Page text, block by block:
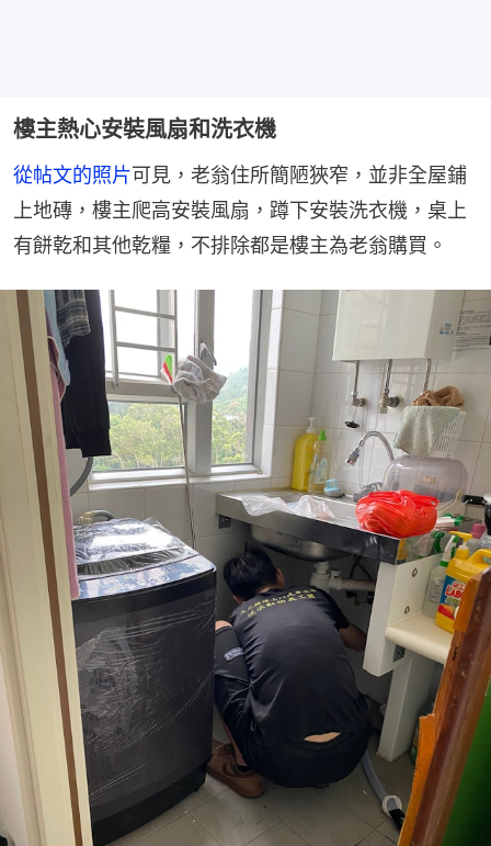
樓主熱心安裝風扇和洗衣機
從帖文的照片可見，老翁住所簡陋狹窄，並非全屋鋪
上地磚，樓主爬高安裝風扇，蹲下安裝洗衣機，桌上
有餅乾和其他乾糧，不排除都是樓主為老翁購買。